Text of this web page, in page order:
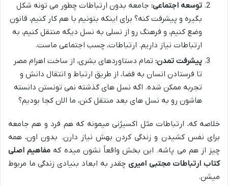
توسعه اجتماعی: جامعه بدون ارتباطات چطور می تونه شکل
بگیره و پیشرفت کنه؟ برای اینکه بتونیم با هم کار کنیم، قانون
وضع کنیم، و فرهنگ رو از نسلی به نسل دیگه منتقل کنیم، به
ارتباطات نیاز داریم. ارتباطات، چسب اجتماعی ماست.
پیشرفت تمدن: تمام دستاوردهای بشری، از ساخت اهرام مصر
تا فرستادن انسان به فضا، از طریق ارتباط و انتقال دانش و
تجربه ممکن شده. اگه نسل های گذشته نمی تونستن دانسته
هاشون رو به نسل های بعد منتقل کنن، ما الان کجا بودیم؟
خلاصه که، ارتباطات مثل اکسیژنی میمونه که هم فرد و هم جامعه
برای نفس کشیدن و زندگی کردن بهش نیاز دارن. بدون اون، همه
چیز از هم می پاشه. این بخش واقعاً نشون میده که مفاهیم اصلی
کتاب ارتباطات مجتبی امیری چقدر به ابعاد بنیادی زندگی ما مربوط
میشن.